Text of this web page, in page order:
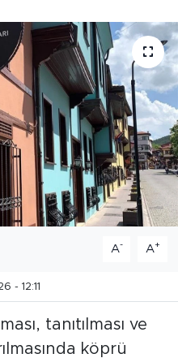
A- A+
- 12:11
tanıtılması ve
köprü